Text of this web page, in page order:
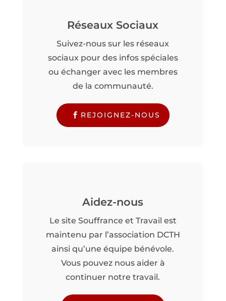
Réseaux Sociaux
Suivez-nous sur les réseaux
sociaux pour des infos spéciales
ou échanger avec les membres
de la communauté.
REJOIGNEZ-NOUS
Aidez-nous
Le site Souffrance et Travail est
maintenu par l’association DCTH
ainsi qu’une équipe bénévole.
Vous pouvez nous aider à
continuer notre travail.